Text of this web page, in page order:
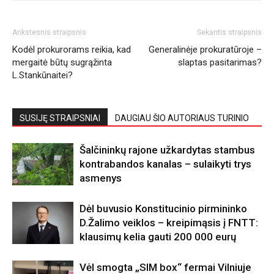
Ankstesnis straipsnis
Kodėl prokurorams reikia, kad
mergaitė būtų sugrąžinta
L.Stankūnaitei?
Sekantis straipsnis
Generalinėje prokuratūroje –
slaptas pasitarimas?
SUSIJĘ STRAIPSNIAI DAUGIAU ŠIO AUTORIAUS TURINIO
Šalčininkų rajone užkardytas stambus
kontrabandos kanalas – sulaikyti trys
asmenys
Dėl buvusio Konstitucinio pirmininko
D.Žalimo veiklos – kreipimąsis į FNTT:
klausimų kelia gauti 200 000 eurų
Vėl smogta „SIM box“ fermai Vilniuje